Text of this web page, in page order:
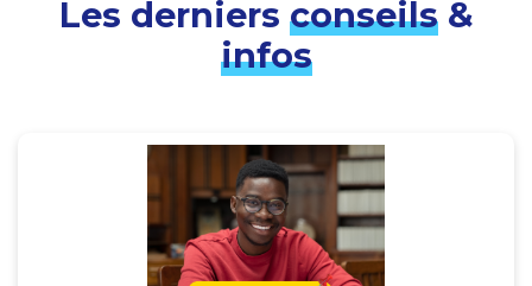
Les derniers conseils&
infos